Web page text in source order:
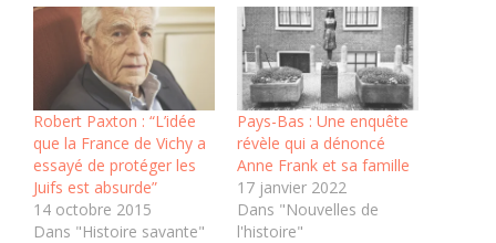
Robert Paxton : “L’idée
que la France de Vichy a
essayé de protéger les
Juifs est absurde”
14 octobre 2015
Dans "Histoire savante"
Pays-Bas : Une enquête
révèle qui a dénoncé
Anne Frank et sa famille
17 janvier 2022
Dans "Nouvelles de
l'histoire"